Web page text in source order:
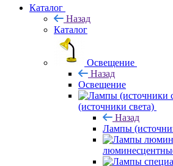
Каталог
Назад
Каталог
Освещение
Назад
Освещение
(источники света)
Назад
Лампы